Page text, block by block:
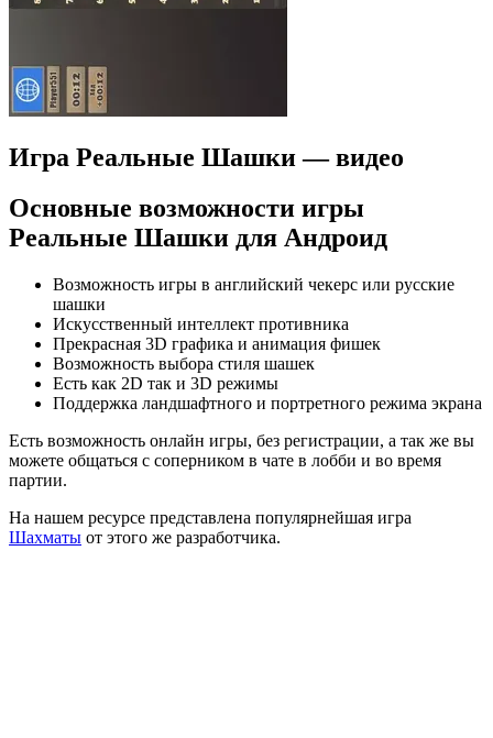
Игра Реальные Шашки — видео
Основные возможности игры
Реальные Шашки для Андроид
Возможность игры в английский чекерс или русские
шашки
Искусственный интеллект противника
Прекрасная 3D графика и анимация фишек
Возможность выбора стиля шашек
Есть как 2D так и 3D режимы
Поддержка ландшафтного и портретного режима экрана
Есть возможность онлайн игры, без регистрации, а так же вы
можете общаться с соперником в чате в лобби и во время
партии.
На нашем ресурсе представлена популярнейшая игра
Шахматы от этого же разработчика.